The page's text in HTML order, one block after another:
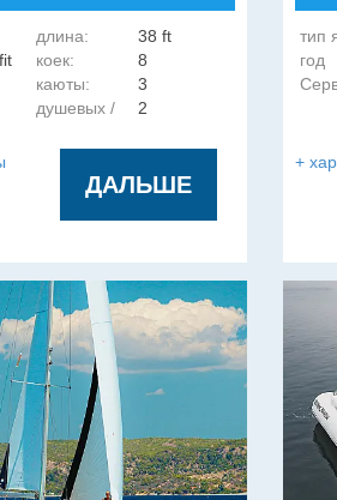
длина:
38 ft
коек:
8
каюты:
3
душевых /
2
ДАЛЬШЕ
тип
год
+